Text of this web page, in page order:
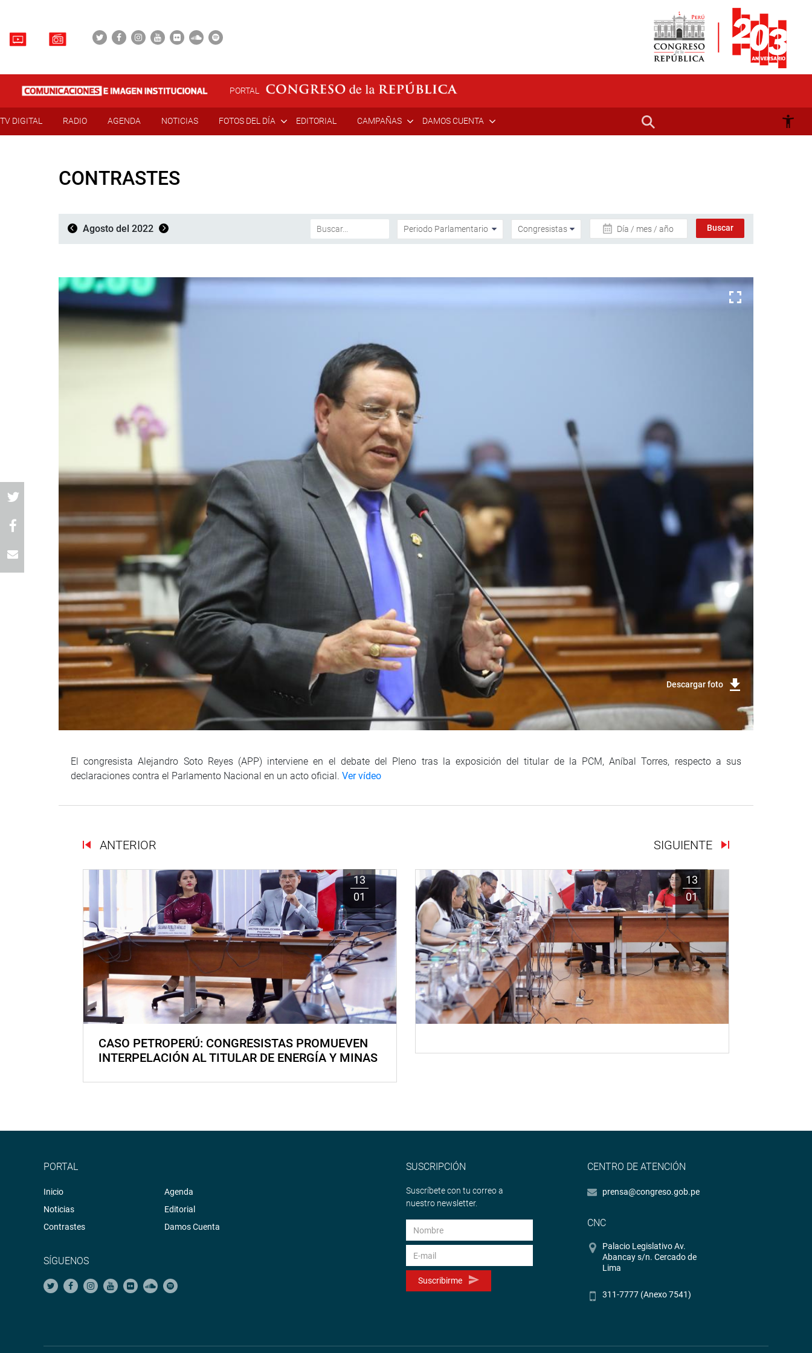
PORTAL
TV DIGITAL RADIO AGENDA NOTICIAS FOTOS DEL DÍA EDITORIAL CAMPAÑAS DAMOS CUENTA
CONTRASTES
Agosto del 2022 Día / mes / año
Descargar foto
El congresista Alejandro Soto Reyes (APP) interviene en el debate del Pleno tras la exposición del titular de la PCM, Aníbal Torres, respecto a sus
declaraciones contra el Parlamento Nacional en un acto oficial. Ver vídeo
ANTERIOR SIGUIENTE
13
01
CASO PETROPERÚ: CONGRESISTAS PROMUEVEN
INTERPELACIÓN AL TITULAR DE ENERGÍA Y MINAS
13
01
PORTAL
Inicio
Noticias
Contrastes
Agenda
Editorial
Damos Cuenta
SÍGUENOS
SUSCRIPCIÓN
Suscríbete con tu correo a
nuestro newsletter.
Suscribirme
CENTRO DE ATENCIÓN
prensa@congreso.gob.pe
CNC
Palacio Legislativo Av.
Abancay s/n. Cercado de
Lima
311-7777 (Anexo 7541)